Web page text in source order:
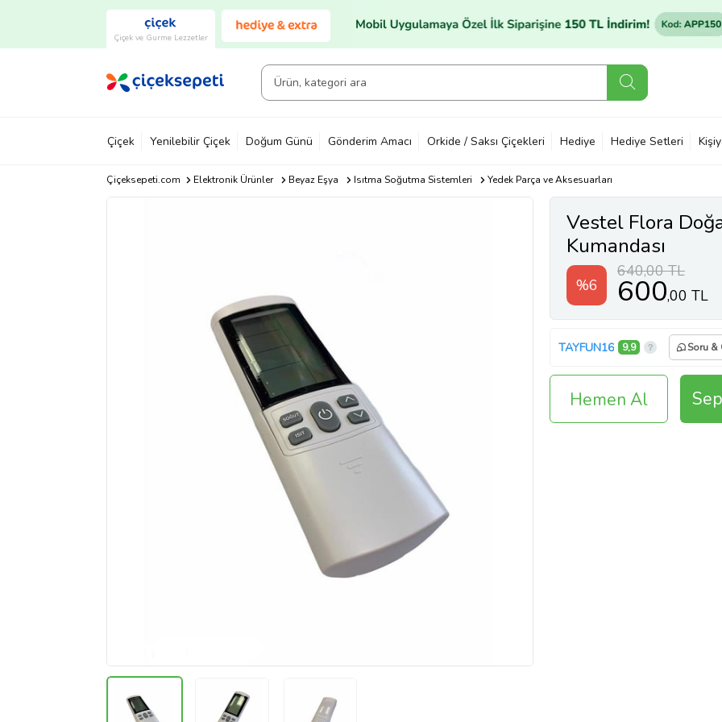
Çiçek ve Gurme Lezzetler
Çiçek Yenilebilir Çiçek Doğum Günü Gönderim Amacı Orkide / Saksı Çiçekleri Hediye Hediye Setleri
Çiçeksepeti.com Elektronik Ürünler Beyaz Eşya Isıtma Soğutma Sistemleri Yedek Parça ve Aksesuarları
Vestel Flora
Kumandası
%6
640,00 TL
600,00 TL
TAYFUN16 9,9 Soru &
Hemen Al